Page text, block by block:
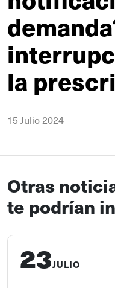
la
15 Julio 2024
Otras
te podrían
23JULIO